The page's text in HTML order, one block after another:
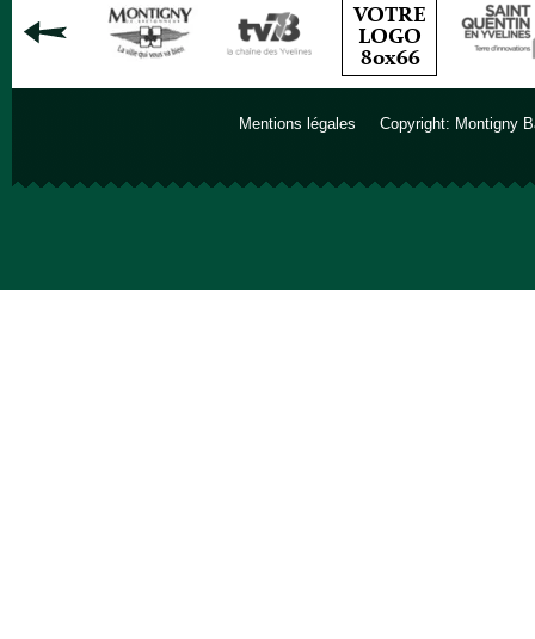
Mentions légales Copyright: Montigny